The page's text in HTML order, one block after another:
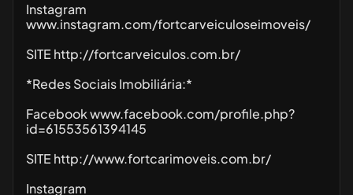
Instagram
www.instagram.com/fortcarveiculoseimoveis/
SITE http://fortcarveiculos.com.br/
*Redes Sociais Imobiliária:*
Facebook www.facebook.com/profile.php?
id=61553561394145
SITE http://www.fortcarimoveis.com.br/
Instagram